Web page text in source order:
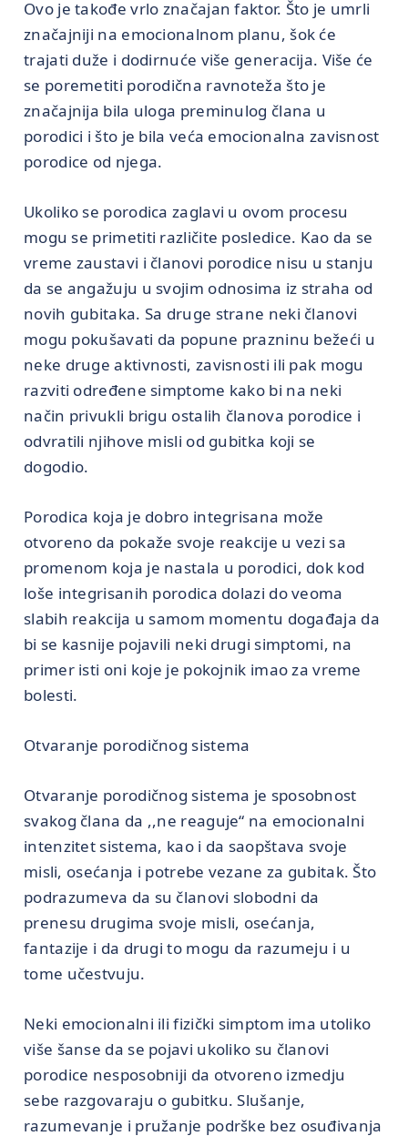
Ovo je takođe vrlo značajan faktor. Što je umrli
značajniji na emocionalnom planu, šok će
trajati duže i dodirnuće više generacija. Više će
se poremetiti porodična ravnoteža što je
značajnija bila uloga preminulog člana u
porodici i što je bila veća emocionalna zavisnost
porodice od njega.
Ukoliko se porodica zaglavi u ovom procesu
mogu se primetiti različite posledice. Kao da se
vreme zaustavi i članovi porodice nisu u stanju
da se angažuju u svojim odnosima iz straha od
novih gubitaka. Sa druge strane neki članovi
mogu pokušavati da popune prazninu bežeći u
neke druge aktivnosti, zavisnosti ili pak mogu
razviti određene simptome kako bi na neki
način privukli brigu ostalih članova porodice i
odvratili njihove misli od gubitka koji se
dogodio.
Porodica koja je dobro integrisana može
otvoreno da pokaže svoje reakcije u vezi sa
promenom koja je nastala u porodici, dok kod
loše integrisanih porodica dolazi do veoma
slabih reakcija u samom momentu događaja da
bi se kasnije pojavili neki drugi simptomi, na
primer isti oni koje je pokojnik imao za vreme
bolesti.
Otvaranje porodičnog sistema
Otvaranje porodičnog sistema je sposobnost
svakog člana da ,,ne reaguje“ na emocionalni
intenzitet sistema, kao i da saopštava svoje
misli, osećanja i potrebe vezane za gubitak. Što
podrazumeva da su članovi slobodni da
prenesu drugima svoje misli, osećanja,
fantazije i da drugi to mogu da razumeju i u
tome učestvuju.
Neki emocionalni ili fizički simptom ima utoliko
više šanse da se pojavi ukoliko su članovi
porodice nesposobniji da otvoreno izmedju
sebe razgovaraju o gubitku. Slušanje,
razumevanje i pružanje podrške bez osuđivanja